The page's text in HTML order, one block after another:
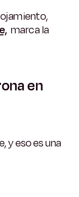
marca la
en
y eso es una